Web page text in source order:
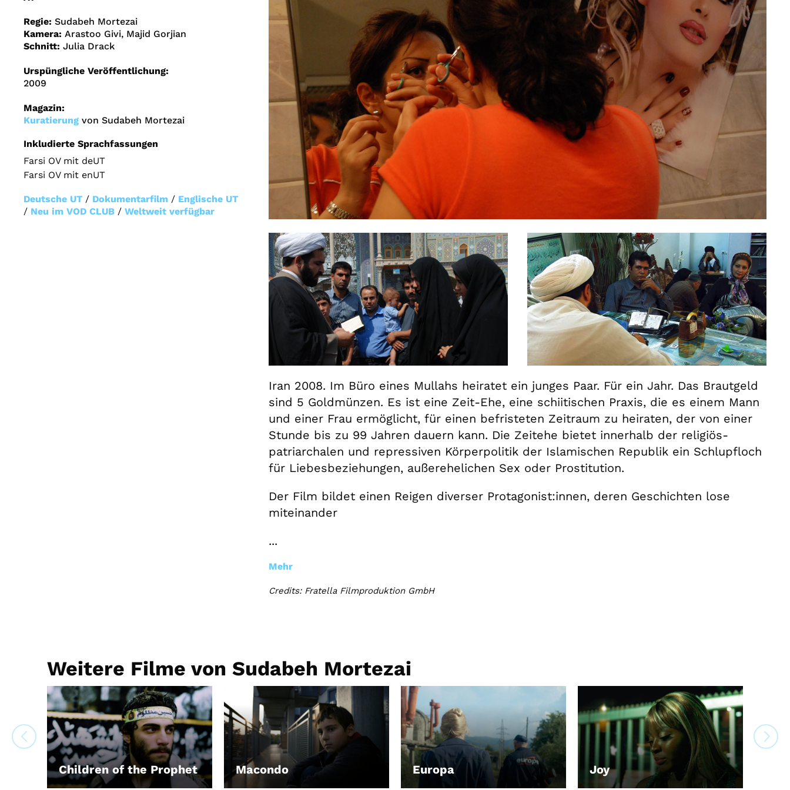
Gutscheine
& Filmpässe
Account
Suche
Regie: Sudabeh Mortezai
Kamera: Arastoo Givi, Majid Gorjian
Schnitt: Julia Drack
Urspüngliche Veröffentlichung:
2009
Magazin:
Kuratierung von Sudabeh Mortezai
Inkludierte Sprachfassungen
Farsi OV mit deUT
Farsi OV mit enUT
Deutsche UT / Dokumentarfilm / Englische UT
/ Neu im VOD CLUB / Weltweit verfügbar
Iran 2008. Im Büro eines Mullahs heiratet ein junges Paar. Für ein Jahr. Das Brautgeld
sind 5 Goldmünzen. Es ist eine Zeit-Ehe, eine schiitischen Praxis, die es einem Mann
und einer Frau ermöglicht, für einen befristeten Zeitraum zu heiraten, der von einer
Stunde bis zu 99 Jahren dauern kann. Die Zeitehe bietet innerhalb der religiös-
patriarchalen und repressiven Körperpolitik der Islamischen Republik ein Schlupfloch
für Liebesbeziehungen, außerehelichen Sex oder Prostitution.
Der Film bildet einen Reigen diverser Protagonist:innen, deren Geschichten lose
miteinander
...
Mehr
Credits: Fratella Filmproduktion GmbH
Weitere Filme von Sudabeh Mortezai
Children of the Prophet
LEIHEN Macondo
LEIHEN Europa
LEIHEN Joy
LEIHEN